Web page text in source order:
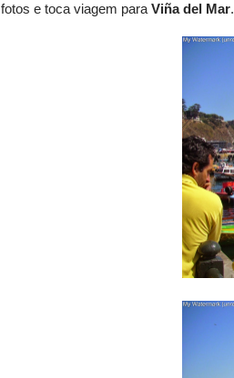
fotos e toca viagem para Viña del Mar.